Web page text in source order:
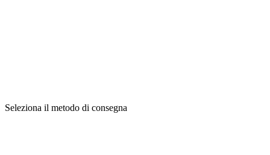
Seleziona il metodo di consegna